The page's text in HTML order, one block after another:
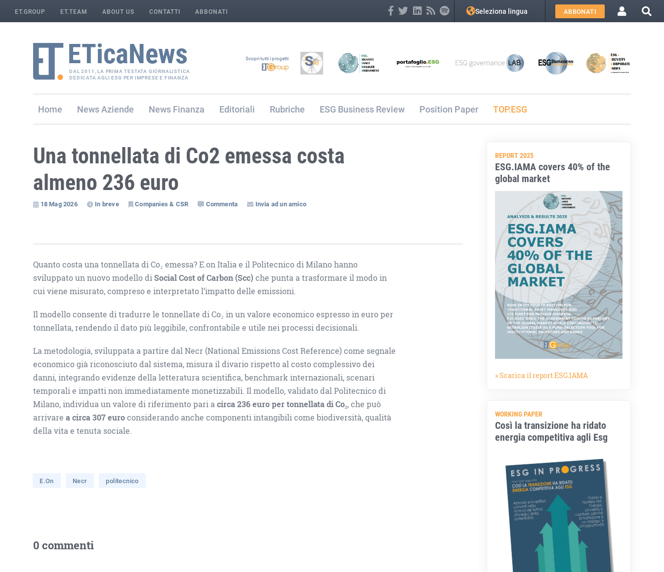
ET.GROUP ET.TEAM ABOUT US CONTATTI ABBONATI Seleziona lingua ABBONATI
DAL 2011, LA PRIMA TESTATA GIORNALISTICA
DEDICATA AGLI ESG PER IMPRESE E FINANZA
Scopri tutti i progetti
Home Aziende Finanza Editoriali Rubriche ESG Business Review Position Paper TOP.ESG
Una tonnellata di Co2 emessa costa
almeno 236 euro
18 Mag 2026 In breve Companies & CSR Commenta Invia ad un amico
Quanto costa una tonnellata di Co₂ emessa? E.on Italia e il Politecnico di Milano hanno
sviluppato un nuovo modello diSocial Cost of Carbon (Scc) che punta a trasformare il modo in
cui viene misurato, compreso e interpretato l’impatto delle emissioni.
Il modello consente di tradurre le tonnellate di Co₂ in un valore economico espresso in euro per
tonnellata, rendendo il dato più leggibile, confrontabile e utile nei processi decisionali.
La metodologia, sviluppata a partire dal Necr (National Emissions Cost Reference) come segnale
economico già riconosciuto dal sistema, misura il divario rispetto al costo complessivo dei
danni, integrando evidenze della letteratura scientifica, benchmark internazionali, scenari
temporali e impatti non immediatamente monetizzabili. Il modello, validato dal Politecnico di
Milano, individua un valore di riferimento pari acirca 236 euro per tonnellata di Co₂, che può
arrivarea circa 307 euroconsiderando anche componenti intangibili come biodiversità, qualità
della vita e tenuta sociale.
E.On Necr politecnico
0 commenti
REPORT 2025
ESG.IAMA covers 40% of the
global market
» Scarica il report ESG.IAMA
WORKING PAPER
Così la transizione ha ridato
energia competitiva agli Esg